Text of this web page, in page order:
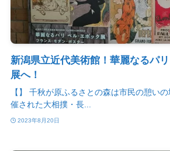
新潟県立近代美術館！華麗なるパ
展へ！
【】 千秋が原ふるさとの森は市民の憩い
催された大相撲・長...
2023年8月20日